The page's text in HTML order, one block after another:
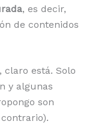
, es decir,
de contenidos
claro está. Solo
y algunas
son